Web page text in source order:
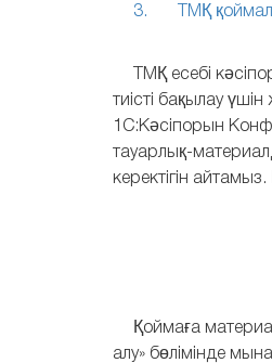
3. ТМҚ
ТМҚ есебі
тиісті бақылау
1С:Кәсіпорын
тауарлық-
керектігін
Қоймаға
алу» бөлімінде